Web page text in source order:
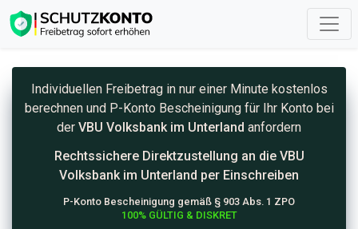
Individuellen Freibetrag in nur einer Minute kostenlos
berechnen und P-Konto Bescheinigung für Ihr Konto bei
der VBU Volksbank im Unterland anfordern
Rechtssichere Direktzustellung an die VBU
Volksbank im Unterland per Einschreiben
P-Konto Bescheinigung gemäß § 903 Abs. 1 ZPO
100% GÜLTIG & DISKRET